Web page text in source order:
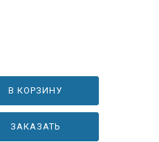
В КОРЗИНУ
ЗАКАЗАТЬ